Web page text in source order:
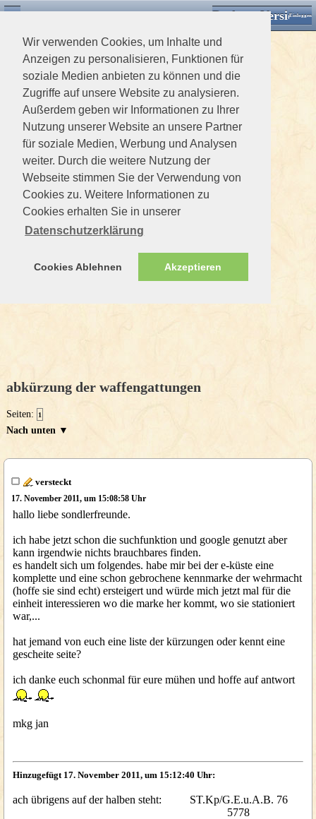
Wir verwenden Cookies, um Inhalte und
Anzeigen zu personalisieren, Funktionen für
soziale Medien anbieten zu können und die
Zugriffe auf unsere Website zu analysieren.
Außerdem geben wir Informationen zu Ihrer
Nutzung unserer Website an unsere Partner
für soziale Medien, Werbung und Analysen
weiter. Durch die weitere Nutzung der
Webseite stimmen Sie der Verwendung von
Cookies zu. Weitere Informationen zu
Cookies erhalten Sie in unserer
Datenschutzerklärung
Cookies Ablehnen Akzeptieren
Desktop VersionEinloggen
abkürzung der waffengattungen
Seiten: 1
Nach unten ▼
versteckt
17. November 2011, um 15:08:58 Uhr
hallo liebe sondlerfreunde.
ich habe jetzt schon die suchfunktion und google genutzt aber
kann irgendwie nichts brauchbares finden.
es handelt sich um folgendes. habe mir bei der e-küste eine
komplette und eine schon gebrochene kennmarke der wehrmacht
(hoffe sie sind echt) ersteigert und würde mich jetzt mal für die
einheit interessieren wo die marke her kommt, wo sie stationiert
war,...
hat jemand von euch eine liste der kürzungen oder kennt eine
gescheite seite?
ich danke euch schonmal für eure mühen und hoffe auf antwort
mkg jan
Hinzugefügt 17. November 2011, um 15:12:40 Uhr:
ach übrigens auf der halben steht: ST.Kp/G.E.u.A.B. 76
5778